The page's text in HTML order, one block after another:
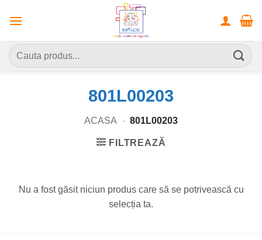
Caută
după:
801L00203
ACASA - 801L00203
FILTREAZĂ
Nu a fost găsit niciun produs care să se potrivească cu
selecția ta.